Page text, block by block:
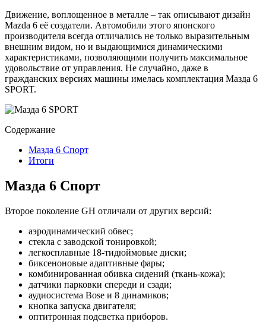
Движение, воплощенное в металле – так описывают дизайн
Mazda 6 её создатели. Автомобили этого японского
производителя всегда отличались не только выразительным
внешним видом, но и выдающимися динамическими
характеристиками, позволяющими получить максимальное
удовольствие от управления. Не случайно, даже в
гражданских версиях машины имелась комплектация Мазда 6
SPORT.
Содержание
Мазда 6 Спорт
Итоги
Мазда 6 Спорт
Второе поколение GH отличали от других версий:
аэродинамический обвес;
стекла с заводской тонировкой;
легкосплавные 18-тидюймовые диски;
биксеноновые адаптивные фары;
комбинированная обивка сидений (ткань-кожа);
датчики парковки спереди и сзади;
аудиосистема Bose и 8 динамиков;
кнопка запуска двигателя;
оптитронная подсветка приборов.